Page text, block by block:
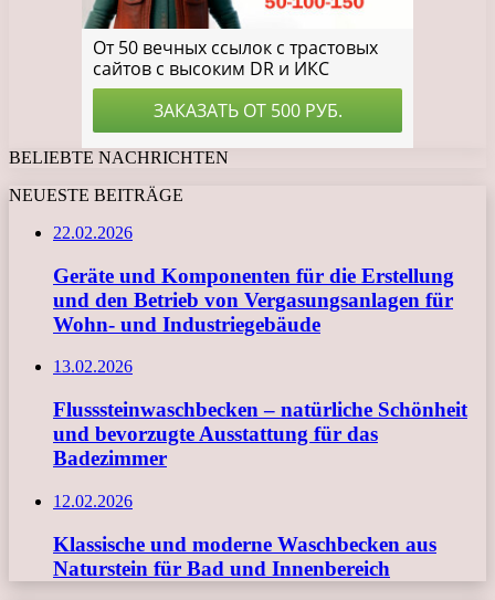
BELIEBTE NACHRICHTEN
NEUESTE BEITRÄGE
22.02.2026
Geräte und Komponenten für die Erstellung
und den Betrieb von Vergasungsanlagen für
Wohn- und Industriegebäude
13.02.2026
Flusssteinwaschbecken – natürliche Schönheit
und bevorzugte Ausstattung für das
Badezimmer
12.02.2026
Klassische und moderne Waschbecken aus
Naturstein für Bad und Innenbereich